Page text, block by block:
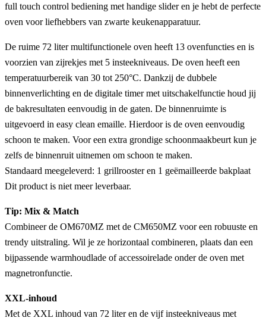
full touch control bediening met handige slider en je hebt de perfecte
oven voor liefhebbers van zwarte keukenapparatuur.
De ruime 72 liter multifunctionele oven heeft 13 ovenfuncties en is
voorzien van zijrekjes met 5 insteekniveaus. De oven heeft een
temperatuurbereik van 30 tot 250°C. Dankzij de dubbele
binnenverlichting en de digitale timer met uitschakelfunctie houd jij
de bakresultaten eenvoudig in de gaten. De binnenruimte is
uitgevoerd in easy clean emaille. Hierdoor is de oven eenvoudig
schoon te maken. Voor een extra grondige schoonmaakbeurt kun je
zelfs de binnenruit uitnemen om schoon te maken.
Standaard meegeleverd: 1 grillrooster en 1 geëmailleerde bakplaat
Dit product is niet meer leverbaar.
Tip: Mix & Match
Combineer de OM670MZ met de CM650MZ voor een robuuste en
trendy uitstraling. Wil je ze horizontaal combineren, plaats dan een
bijpassende warmhoudlade of accessoirelade onder de oven met
magnetronfunctie.
XXL-inhoud
Met de XXL inhoud van 72 liter en de vijf insteekniveaus met